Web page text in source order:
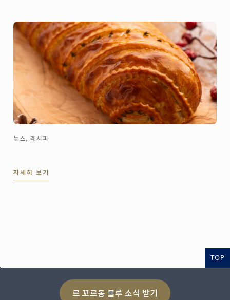
뉴스, 레시피
자세히 보기
TOP
르 꼬르동 블루 소식 받기